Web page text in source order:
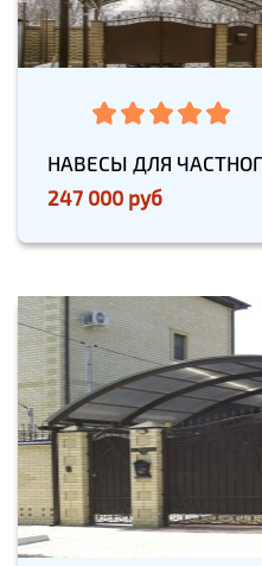
НАВЕСЫ ДЛЯ
247 000 руб